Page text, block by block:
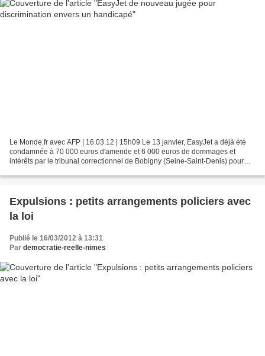
Le Monde.fr avec AFP | 16.03.12 | 15h09 Le 13 janvier, EasyJet a déjà été
condamnée à 70 000 euros d'amende et 6 000 euros de dommages et
intérêts par le tribunal correctionnel de Bobigny (Seine-Saint-Denis) pour
Expulsions : petits arrangements policiers avec
la loi
Publié le 16/03/2012 à 13:31
Par democratie-reelle-nimes